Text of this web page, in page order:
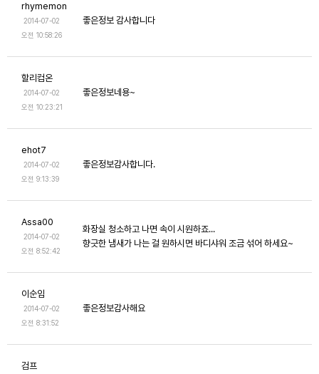
rhymemon
2014-07-02
오전 10:58:26
좋은정보 감사합니다
할리컴온
2014-07-02
오전 10:23:21
좋은정보네용~
ehot7
2014-07-02
오전 9:13:39
좋은정보감사합니다.
Assa00
2014-07-02
오전 8:52:42
화장실 청소하고 나면 속이 시원하죠...
향긋한 냄새가 나는 걸 원하시면 바디샤워 조금 섞어 하세요~
이순임
2014-07-02
오전 8:31:52
좋은정보감사해요
검프